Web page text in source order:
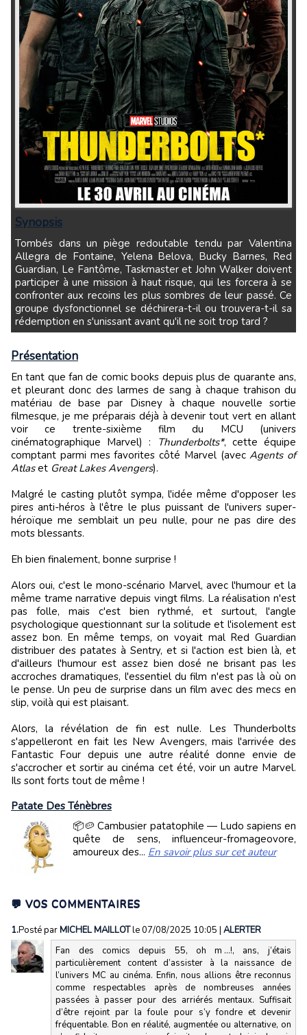
Synopsis
Tombés dans un piège redoutable tendu par Valentina
Allegra de Fontaine, Yelena Belova, Bucky Barnes, Red
Guardian, Le Fantôme, Taskmaster et John Walker doivent
participer à une mission à haut risque, qui les forcera à se
confronter aux recoins les plus sombres de leur passé. Ce
groupe dysfonctionnel se déchirera-t-il ou trouvera-t-il sa
rédemption en s'unissant avant qu'il ne soit trop tard ?
Présentation
En tant que fan de comic books depuis plus de quarante ans,
et pleurant donc des larmes de sang à chaque trahison du
matériau de base par Disney à chaque nouvelle sortie
filmesque, je me préparais déjà à devenir tout vert en allant
voir ce trente-sixième film du MCU (univers
cinématographique Marvel) :
Thunderbolts*, cette équipe
comptant parmi mes favorites côté Marvel (avecAgents of
Atlaset Great Lakes Avengers).
Malgré le casting plutôt sympa, l'idée même d'opposer les
pires anti-héros à l'être le plus puissant de l'univers super-
héroïque me semblait un peu nulle, pour ne pas dire des
mots blessants.
Eh bien finalement, bonne surprise !
Alors oui, c'est le mono-scénario Marvel, avec l'humour et la
même trame narrative depuis vingt films. La réalisation n'est
pas folle, mais c'est bien rythmé, et surtout, l'angle
psychologique questionnant sur la solitude et l'isolement est
assez bon. En même temps, on voyait mal Red Guardian
distribuer des patates à Sentry, et si l'action est bien là, et
d'ailleurs l'humour est assez bien dosé ne brisant pas les
accroches dramatiques, l'essentiel du film n'est pas là où on
le pense. Un peu de surprise dans un film avec des mecs en
slip, voilà qui est plaisant.
Alors, la révélation de fin est nulle. Les Thunderbolts
s'appelleront en fait les New Avengers, mais l'arrivée des
Fantastic Four depuis une autre réalité donne envie de
s'accrocher et sortir au cinéma cet été, voir un autre Marvel.
Ils sont forts tout de même !
Patate Des Ténèbres
📦🥔 Cambusier patatophile — Ludo sapiens en
quête de sens, influenceur-fromageovore,
amoureux des... En savoir plus sur cet auteur
💬 VOS COMMENTAIRES
1.Posté parMICHEL MAILLOTle 07/08/2025 10:05 | ALERTER
Fan des comics depuis 55, oh m ...!, ans, j’étais
particulièrement content d’assister à la naissance de
l’univers MC au cinéma. Enfin, nous allions être reconnus
comme respectables après de nombreuses années
passées à passer pour des arriérés mentaux. Suffisait
d’être rejoint par la foule pour s’y fondre et devenir
fréquentable. Bon en réalité, augmentée ou alternative, on